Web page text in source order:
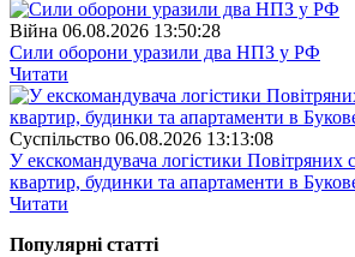
Війна 06.08.2026 13:50:28
Сили оборони уразили два НПЗ у РФ
Читати
Суспiльство 06.08.2026 13:13:08
У екскомандувача логістики Повітряних
квартир, будинки та апартаменти в
Читати
Популярнi статтi